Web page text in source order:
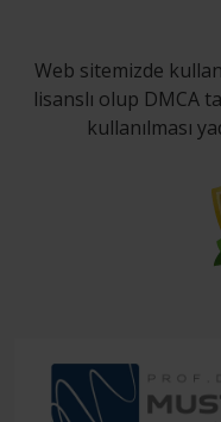
Web sitemizde
lisanslı olup DMCA
kullanılması